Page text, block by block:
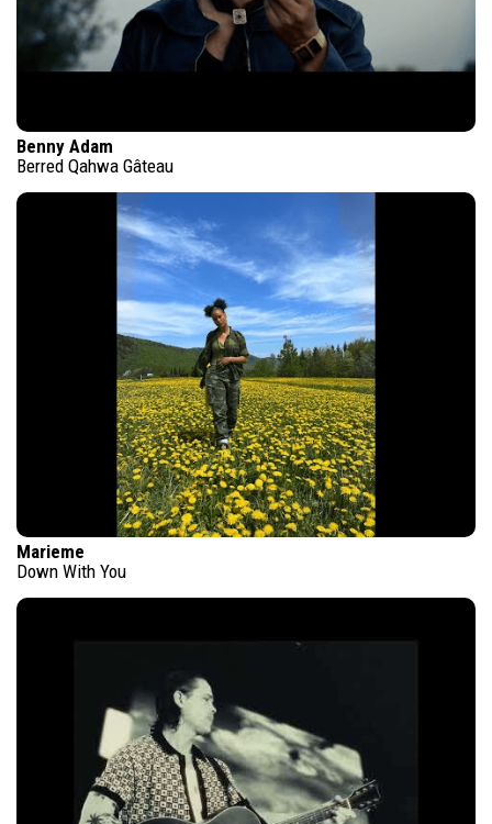
Benny Adam
Berred Qahwa Gâteau
Marieme
Down With You